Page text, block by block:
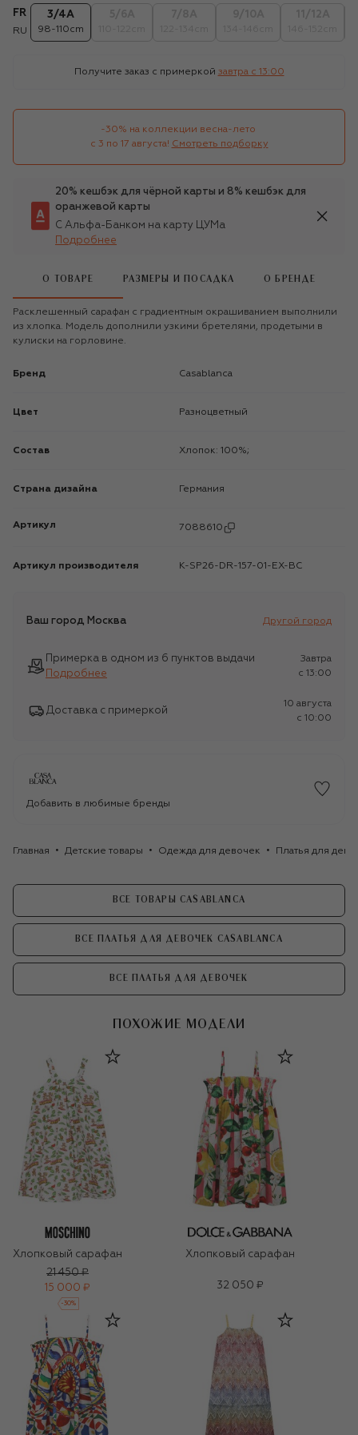
FR
RU
3/4А
98-110cm
Получите заказ с примеркой завтра c 13:00
-30% на коллекции весна-лето
с 3 по 17 августа! Смотреть подборку
20% кешбэк для чёрной карты и 8% кешбэк для
оранжевой карты
С Альфа-Банком на карту ЦУМа
Подробнее
О ТОВАРЕ РАЗМЕРЫ И ПОСАДКА О БРЕНДЕ
Расклешенный сарафан с градиентным окрашиванием выполнили
из хлопка. Модель дополнили узкими бретелями, продетыми в
кулиски на горловине.
Бренд Casablanca
Цвет Разноцветный
Состав Хлопок: 100%;
Страна дизайна Германия
Артикул 7088610
Артикул производителя K-SP26-DR-157-01-EX-BC
Ваш город Москва Другой город
Примерка в одном из 6 пунктов выдачи
Подробнее
Завтра
c 13:00
Доставка с примеркой
10 августа
c 10:00
Добавить в любимые бренды
Главная Детские товары Одежда для девочек Платья для
ВСЕ ТОВАРЫ CASABLANCA
ВСЕ ПЛАТЬЯ ДЛЯ ДЕВОЧЕК CASABLANCA
ВСЕ ПЛАТЬЯ ДЛЯ ДЕВОЧЕК
ПОХОЖИЕ МОДЕЛИ
Хлопковый сарафан
21 450 ₽
15 000 ₽
-30%
Хлопковый сарафан
32 050 ₽